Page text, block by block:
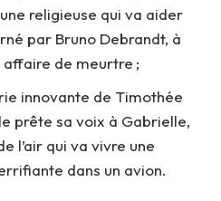
religieuse qui va aider
par Bruno Debrandt, à
affaire de meurtre ;
innovante de Timothée
prête sa voix à Gabrielle,
l’air qui va vivre une
dans un avion.